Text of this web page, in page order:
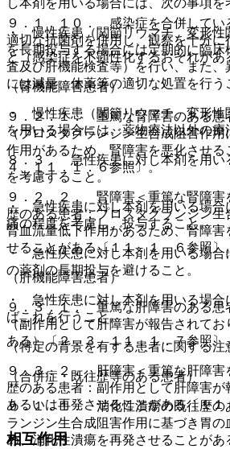
９．１．１０． 感染症を合併してい
適切な抗菌剤を併用し、観察を十分に
と（感染症を不顕性化するおそれがあ
（腎機能障害患者）
９．２．１． 重篤な腎障害のある患
（プロスタグランジン生合成阻害作
作用があるため、腎障害を悪化させる
４、１１．１．６参照〕。
９．２．２． 腎障害＜重篤な腎障害
歴のある患者：プロスタグランジン
腎血流量低下作用があるため、腎障害
せることがある〔１１．１．６参照〕
（肝機能障害患者）
９．３．１． 重篤な肝障害のある患
（副作用として肝障害が報告されて
ある）〔２．３、１１．１．７参照〕
９．３．２． 肝障害＜重篤な肝障害
歴のある患者：副作用として肝障害
あるいは再発させることがある〔１１
相互作用
し本剤を用いる場合には、次の事項を
・ 慢性疾患（関節リウマチ、変形性
を長期投与する場合には定期的に臨床
査及び肝機能検査等）を行い、また、
には減量、休薬等の適切な処置を行う
・ 慢性疾患（関節リウマチ、変形性
を用いる場合には、薬物療法以外の
８．３． 急性疾患に対し本剤を用い
を考慮すること。
・ 急性疾患に対し本剤を用いる場合
痛の程度を考慮し、投与すること。
・ 急性疾患に対し本剤を用いる場合
の薬剤の長期投与を避けること。
・ 急性疾患に対し本剤を用いる場合
ばこれを行うこと。
（特定の背景を有する患者に関する注
（合併症・既往歴等のある患者）
９．１．１． 消化性潰瘍の既往歴の
ランジン生合成阻害作用に基づき胃の
め、消化性潰瘍を再発させることがあ